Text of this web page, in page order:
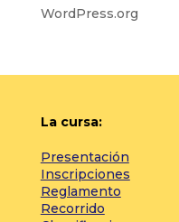
WordPress.org
La cursa:
Presentación
Inscripciones
Reglamento
Recorrido